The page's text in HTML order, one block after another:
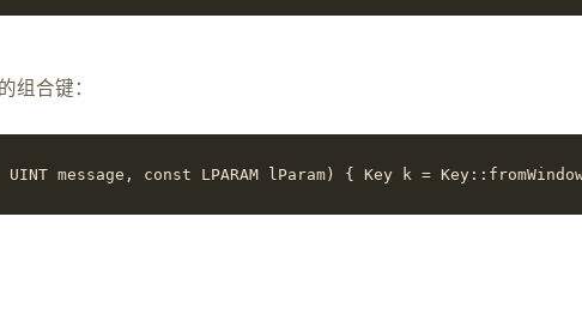
合键：
UINT message, const LPARAM lParam) { Key k =